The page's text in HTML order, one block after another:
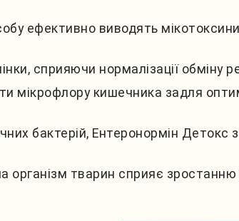
ефективно виводять
сприяючи нормалізації обміну
кишечника задля
бактерій, Ентеронормін
тварин сприяє